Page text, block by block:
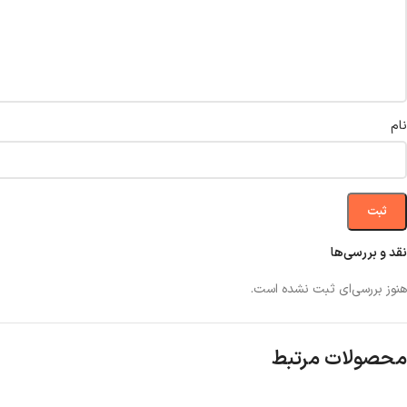
نقد و بررسی‌ها
هنوز بررسی‌ای ثبت نشده است.
نام
محصولات مرتبط